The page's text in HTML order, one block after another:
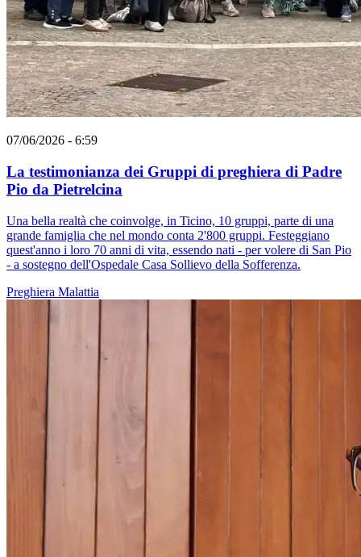
07/06/2026 - 6:59
La testimonianza dei Gruppi di preghiera di Padre
Pio da Pietrelcina
Una bella realtà che coinvolge, in Ticino, 10 gruppi, parte di una
grande famiglia che nel mondo conta 2'800 gruppi. Festeggiano
quest'anno i loro 70 anni di vita, essendo nati - per volere di San Pio
- a sostegno dell'Ospedale Casa Sollievo della Sofferenza.
Preghiera Malattia